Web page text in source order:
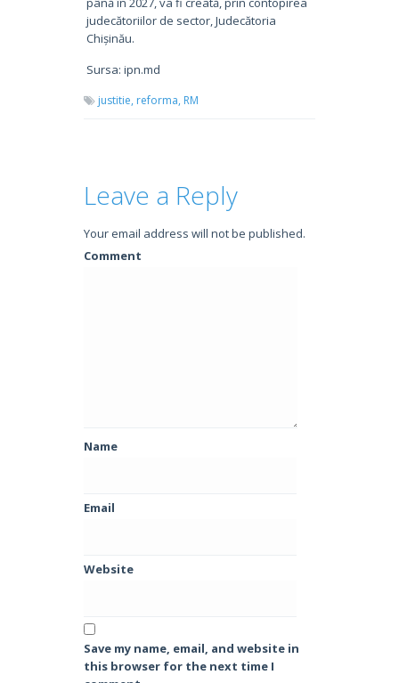
judecătoriilor de sector, Judecătoria
Chișinău.
Sursa: ipn.md
justitie, reforma, RM
Leave a Reply
Your email address will not be published.
Comment
Name
Email
Website
Save my name, email, and website in
this browser for the next time I